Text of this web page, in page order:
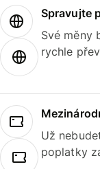
Spravujte
Své měny
rychle
Už
poplatky